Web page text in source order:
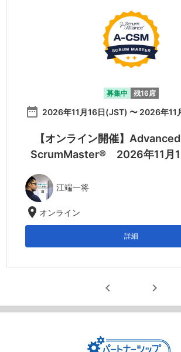
募集中 残16席
date_range 2026年11月16日(JST) 〜 2026年11
【オンライン開催】
ScrumMaster® 2026年11月
江端一将
location_on オンライン
詳細
chevron_left chevron_right